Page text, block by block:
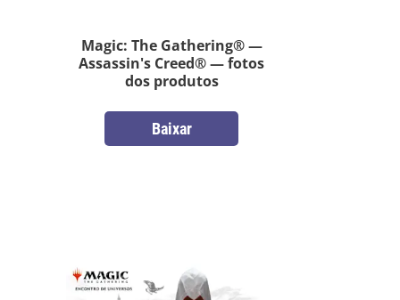
Magic: The Gathering® —
Assassin's Creed® — fotos
dos produtos
Baixar